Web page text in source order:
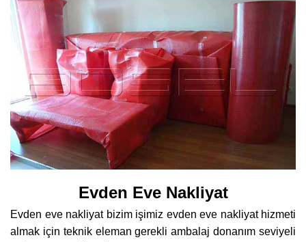
Evden Eve Nakliyat
Evden eve nakliyat bizim işimiz evden eve nakliyat hizmeti
almak için teknik eleman gerekli ambalaj donanım seviyeli